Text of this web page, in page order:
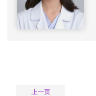
上一页